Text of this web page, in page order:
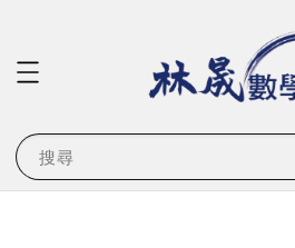
搜尋